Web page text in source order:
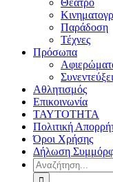
Θέατρο
Παράδοση
Τέχνες
Πρόσωπα
Αθλητισμός
Επικοινωνία
ΤΑΥΤΟΤΗΤΑ
Πολιτική
Όροι Χρήσης
Δήλωση
Αναζήτηση
για: